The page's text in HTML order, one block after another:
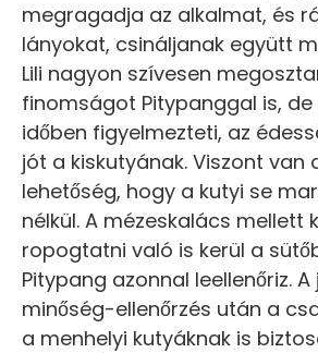
megragadja az alkalmat, és
lányokat, csináljanak együtt
Lili nagyon szívesen
finomságot Pitypanggal is,
időben figyelmezteti, az
jót a kiskutyának. Viszont van
lehetőség, hogy a kutyi se
nélkül. A mézeskalács mellett
ropogtatni való is kerül a
Pitypang azonnal leellenőriz.
minőség-ellenőrzés után a
a menhelyi kutyáknak is